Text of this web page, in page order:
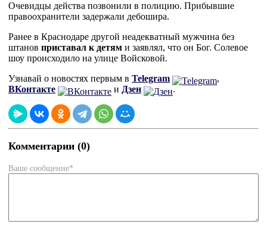
Очевидцы действа позвонили в полицию. Прибывшие
правоохранители задержали дебошира.
Ранее в Краснодаре другой неадекватный мужчина без
штанов приставал к детям и заявлял, что он Бог. Солевое
шоу происходило на улице Войсковой.
Узнавай о новостях первым в Telegram
,
ВКонтакте
и Дзен .
Комментарии (0)
Ваше сообщение*